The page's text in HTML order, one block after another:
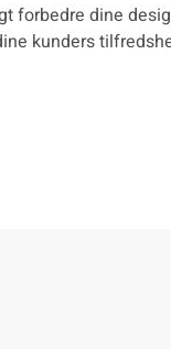
forbedre dine
kunders